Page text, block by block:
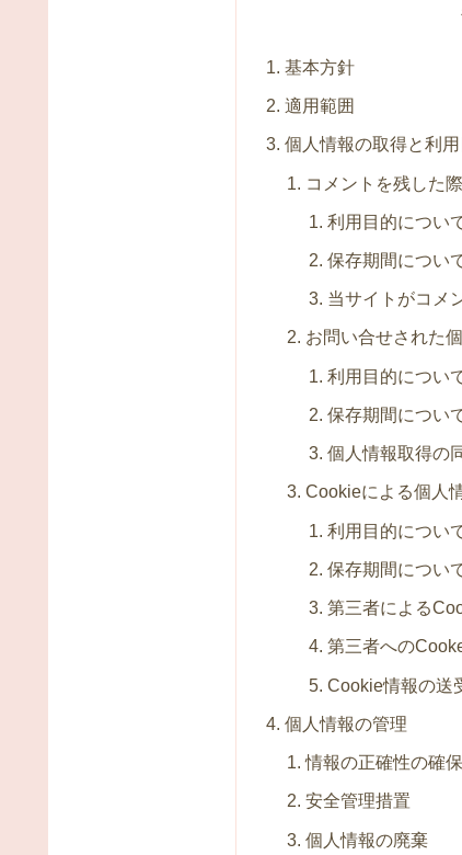
基本方針
適用範囲
個人情報の取得と利
コメントを残した
利用目的につい
保存期間につい
当サイトがコメ
お問い合せされた
利用目的につい
保存期間につい
個人情報取得の
Cookieによる個人
利用目的につい
保存期間につい
第三者による
第三者への
Cookie情報の送
個人情報の管理
情報の正確性の確保
安全管理措置
個人情報の廃棄